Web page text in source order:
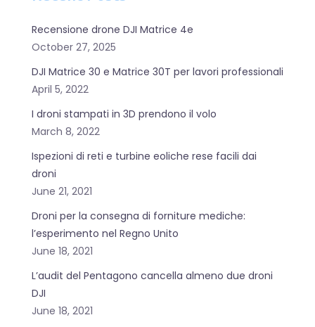
Recensione drone DJI Matrice 4e
October 27, 2025
DJI Matrice 30 e Matrice 30T per lavori professionali
April 5, 2022
I droni stampati in 3D prendono il volo
March 8, 2022
Ispezioni di reti e turbine eoliche rese facili dai
droni
June 21, 2021
Droni per la consegna di forniture mediche:
l’esperimento nel Regno Unito
June 18, 2021
L’audit del Pentagono cancella almeno due droni
DJI
June 18, 2021